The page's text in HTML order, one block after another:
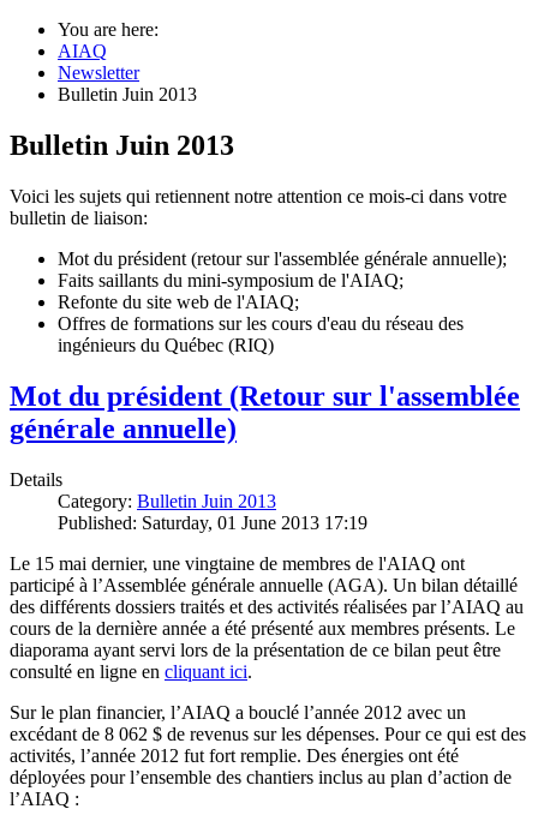
You are here:
AIAQ
Newsletter
Bulletin Juin 2013
Bulletin Juin 2013
Voici les sujets qui retiennent notre attention ce mois-ci dans votre
bulletin de liaison:
Mot du président (retour sur l'assemblée générale annuelle);
Faits saillants du mini-symposium de l'AIAQ;
Refonte du site web de l'AIAQ;
Offres de formations sur les cours d'eau du réseau des
ingénieurs du Québec (RIQ)
Mot du président (Retour sur l'assemblée
générale annuelle)
Details
Category: Bulletin Juin 2013
Published: Saturday, 01 June 2013 17:19
Le 15 mai dernier, une vingtaine de membres de l'AIAQ ont
participé à l’Assemblée générale annuelle (AGA). Un bilan détaillé
des différents dossiers traités et des activités réalisées par l’AIAQ au
cours de la dernière année a été présenté aux membres présents. Le
diaporama ayant servi lors de la présentation de ce bilan peut être
consulté en ligne en cliquant ici.
Sur le plan financier, l’AIAQ a bouclé l’année 2012 avec un
excédant de 8 062 $ de revenus sur les dépenses. Pour ce qui est des
activités, l’année 2012 fut fort remplie. Des énergies ont été
déployées pour l’ensemble des chantiers inclus au plan d’action de
l’AIAQ :